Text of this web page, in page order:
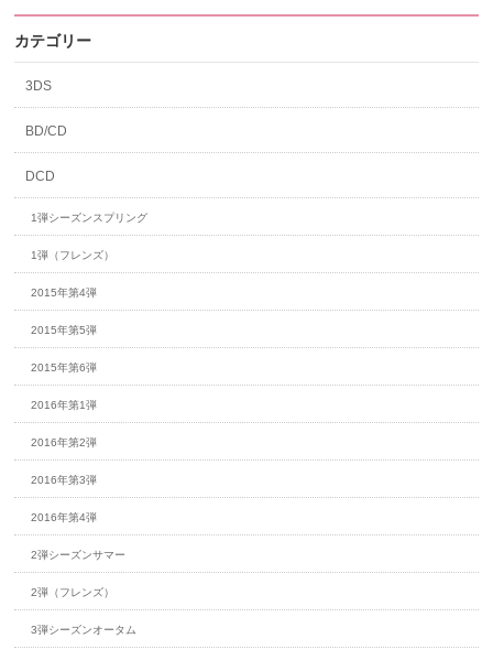
カテゴリー
3DS
BD/CD
DCD
1弾シーズンスプリング
1弾（フレンズ）
2015年第4弾
2015年第5弾
2015年第6弾
2016年第1弾
2016年第2弾
2016年第3弾
2016年第4弾
2弾シーズンサマー
2弾（フレンズ）
3弾シーズンオータム